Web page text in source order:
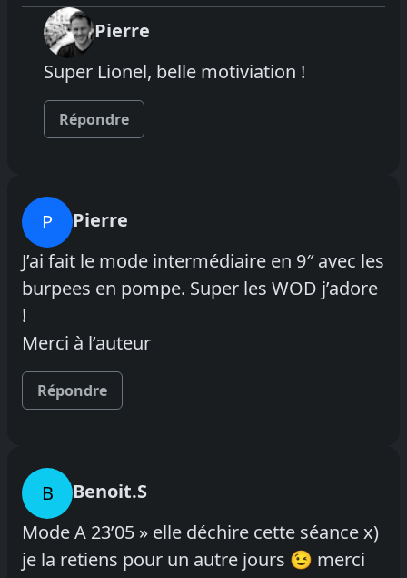
Pierre
Super Lionel, belle motiviation !
Répondre
P
Pierre
J’ai fait le mode intermédiaire en 9″ avec les
burpees en pompe. Super les WOD j’adore
!
Merci à l’auteur
Répondre
B
Benoit.S
Mode A 23’05 » elle déchire cette séance x)
je la retiens pour un autre jours 😉 merci